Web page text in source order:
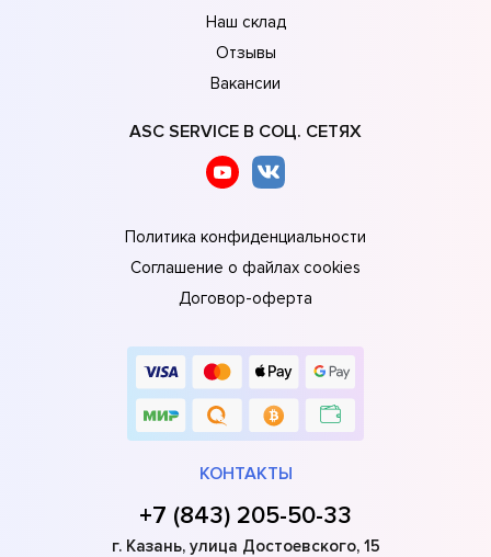
Наш склад
Отзывы
Вакансии
ASC SERVICE В СОЦ. СЕТЯХ
Политика конфиденциальности
Соглашение о файлах cookies
Договор-оферта
КОНТАКТЫ
+7 (843) 205-50-33
г. Казань, улица Достоевского, 15